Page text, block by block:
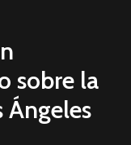
sobre la
Ángeles